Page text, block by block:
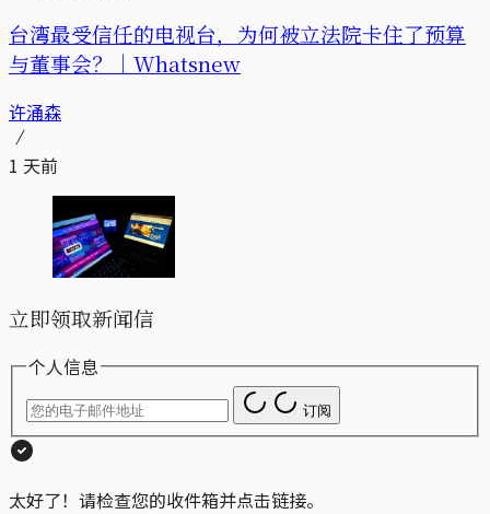
台湾最受信任的电视台，为何被立法院卡住了预算
与董事会？｜Whatsnew
许涌森
1 天前
立即领取新闻信
个人信息
订阅
太好了！请检查您的收件箱并点击链接。